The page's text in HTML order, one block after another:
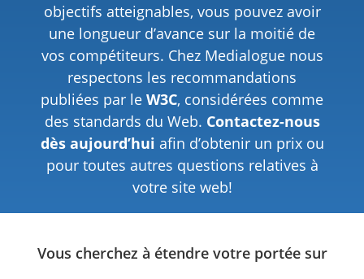
objectifs atteignables, vous pouvez avoir
une longueur d’avance sur la moitié de
vos compétiteurs. Chez Medialogue nous
respectons les recommandations
publiées par le W3C, considérées comme
des standards du Web. Contactez-nous
dès aujourd’hui afin d’obtenir un prix ou
pour toutes autres questions relatives à
votre site web!​
Vous cherchez à étendre votre portée sur